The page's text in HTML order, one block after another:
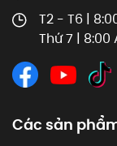
T2 - T6 |
Thứ 7 | 8:00
Các sản